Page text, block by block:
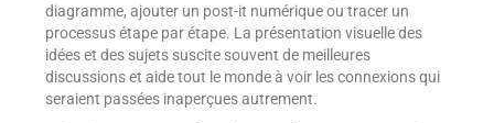
diagramme, ajouter un post-it numérique ou tracer un
processus étape par étape. La présentation visuelle des
idées et des sujets suscite souvent de meilleures
discussions et aide tout le monde à voir les connexions qui
seraient passées inaperçues autrement.